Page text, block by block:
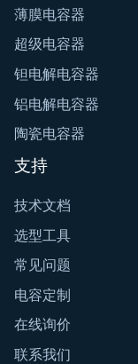
薄膜电容器
超级电容器
钽电解电容器
铝电解电容器
陶瓷电容器
支持
技术文档
选型工具
常见问题
电容定制
在线询价
联系我们